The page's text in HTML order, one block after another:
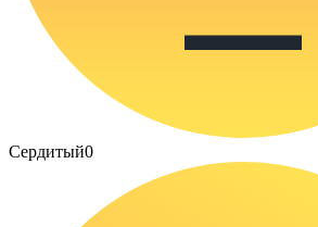
Сердитый0